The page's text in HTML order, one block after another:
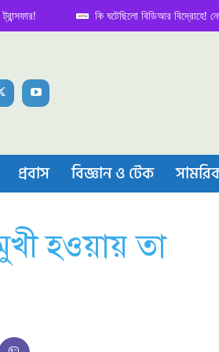
কি ঘটেছিলো বিডিআর বিদ্রোহে! নেপথ্য
প্রবাস বিজ্ঞান ও টেক
হওয়ায় তা